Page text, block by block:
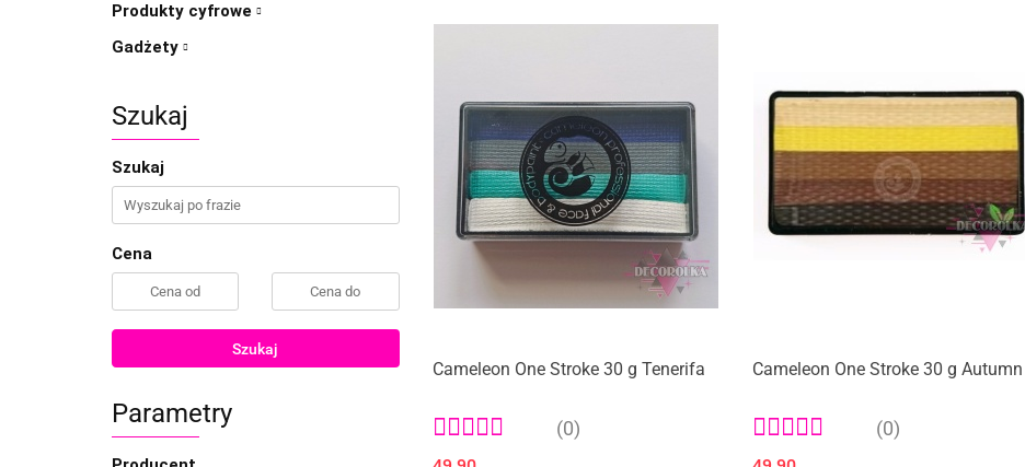
Produkty cyfrowe
Gadżety
Szukaj
Szukaj
Cena
Szukaj
Parametry
Cameleon One Stroke 30 g Tenerifa
(0)
Cameleon One Stroke 30 g Autumn
(0)